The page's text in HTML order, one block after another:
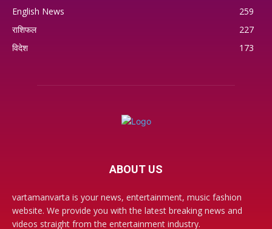
English News
259
राशिफल
227
विदेश
173
ABOUT US
vartamanvarta is your news, entertainment, music fashion
website. We provide you with the latest breaking news and
videos straight from the entertainment industry.